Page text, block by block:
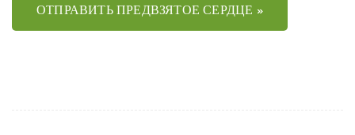
ОТПРАВИТЬ ПРЕДВЗЯТОЕ СЕРДЦЕ »